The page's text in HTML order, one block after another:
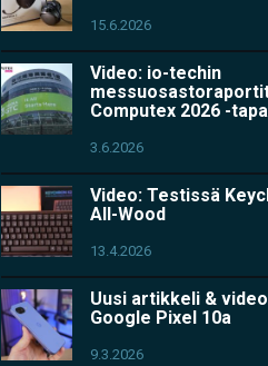
15.6.2026
Video: io-techin
Computex 2026 -
3.6.2026
Video: Testissä
All-Wood
13.4.2026
Uusi artikkeli &
Google Pixel 10a
9.3.2026